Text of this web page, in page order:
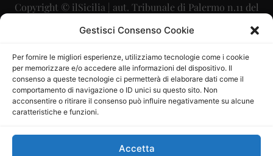
Gestisci Consenso Cookie
Per fornire le migliori esperienze, utilizziamo tecnologie come i cookie
per memorizzare e/o accedere alle informazioni del dispositivo. Il
consenso a queste tecnologie ci permetterà di elaborare dati come il
comportamento di navigazione o ID unici su questo sito. Non
acconsentire o ritirare il consenso può influire negativamente su alcune
caratteristiche e funzioni.
Accetta
Copyright © ilSicilia | aut. Tribunale di Palermo n.11 del
29/09/2015
Direttore Editoriale: Maurizio Scaglione
Direttore Responsabile: Maria Calabrese
P.IVA: 06334930820